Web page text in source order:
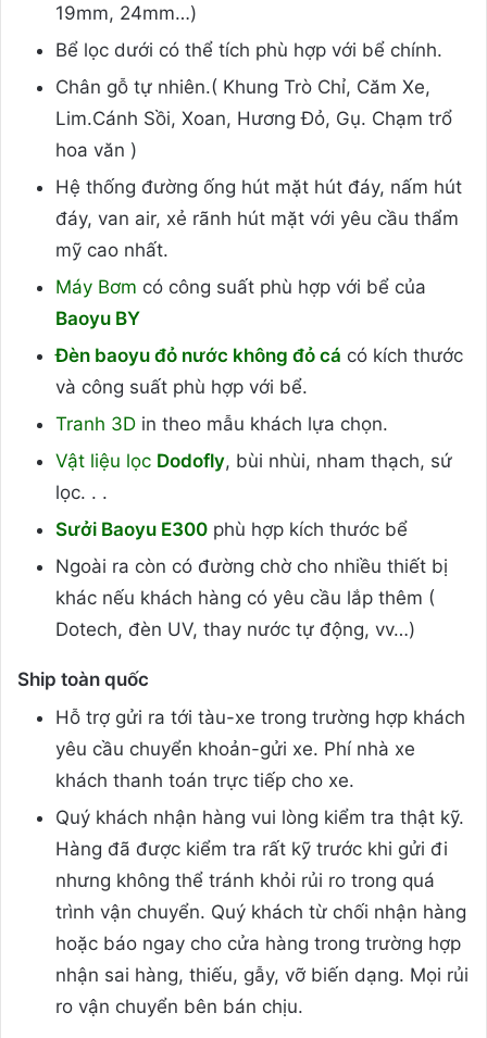
19mm, 24mm…)
Bể lọc dưới có thể tích phù hợp với bể chính.
Chân gỗ tự nhiên.( Khung Trò Chỉ, Căm Xe,
Lim.Cánh Sồi, Xoan, Hương Đỏ, Gụ. Chạm trổ
hoa văn )
Hệ thống đường ống hút mặt hút đáy, nấm hút
đáy, van air, xẻ rãnh hút mặt với yêu cầu thẩm
mỹ cao nhất.
Máy Bơm có công suất phù hợp với bể của
Baoyu BY
Đèn baoyu đỏ nước không đỏ cá có kích thước
và công suất phù hợp với bể.
Tranh 3D in theo mẫu khách lựa chọn.
Vật liệu lọc Dodofly, bùi nhùi, nham thạch, sứ
lọc. . .
Sưởi Baoyu E300 phù hợp kích thước bể
Ngoài ra còn có đường chờ cho nhiều thiết bị
khác nếu khách hàng có yêu cầu lắp thêm (
Dotech, đèn UV, thay nước tự động, vv…)
Ship toàn quốc
Hỗ trợ gửi ra tới tàu-xe trong trường hợp khách
yêu cầu chuyển khoản-gửi xe. Phí nhà xe
khách thanh toán trực tiếp cho xe.
Quý khách nhận hàng vui lòng kiểm tra thật kỹ.
Hàng đã được kiểm tra rất kỹ trước khi gửi đi
nhưng không thể tránh khỏi rủi ro trong quá
trình vận chuyển. Quý khách từ chối nhận hàng
hoặc báo ngay cho cửa hàng trong trường hợp
nhận sai hàng, thiếu, gẫy, vỡ biến dạng. Mọi rủi
ro vận chuyển bên bán chịu.